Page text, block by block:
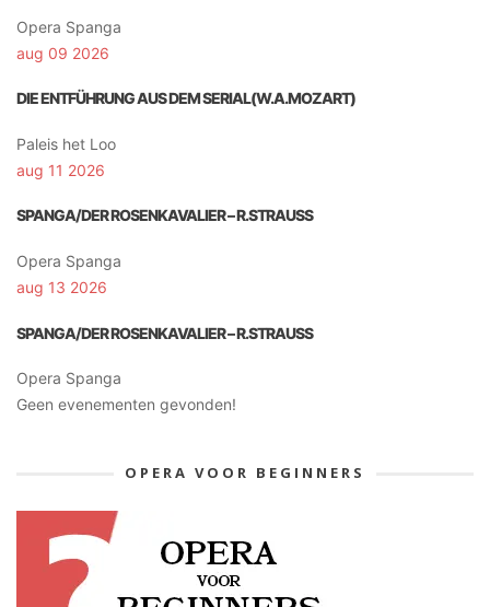
Opera Spanga
aug 09 2026
DIE ENTFÜHRUNG AUS DEM SERIAL(W.A.MOZART)
Paleis het Loo
aug 11 2026
SPANGA/DER ROSENKAVALIER – R.STRAUSS
Opera Spanga
aug 13 2026
SPANGA/DER ROSENKAVALIER – R.STRAUSS
Opera Spanga
Geen evenementen gevonden!
OPERA VOOR BEGINNERS